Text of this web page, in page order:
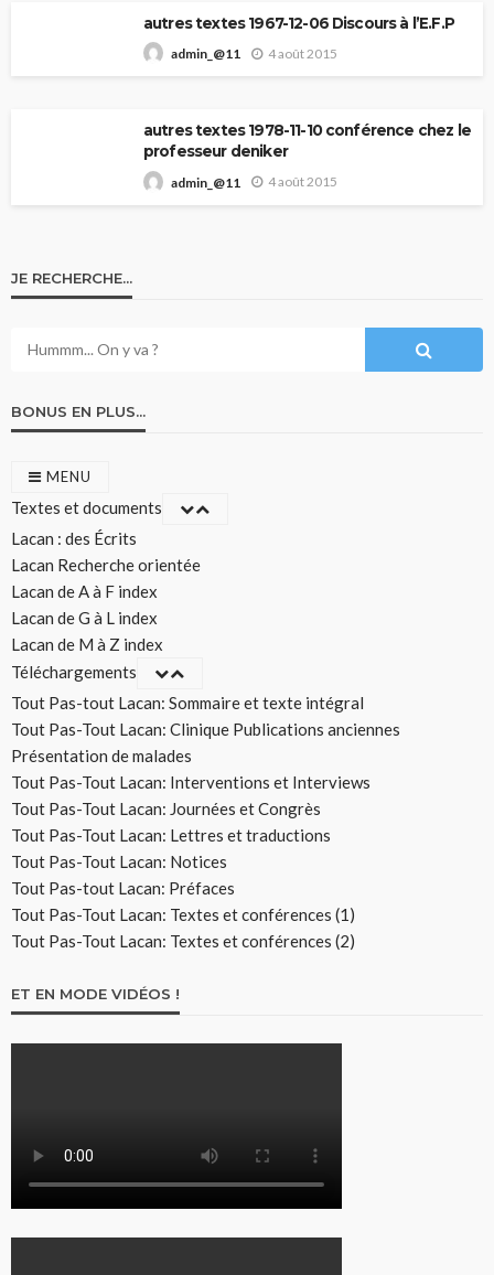
autres textes 1967-12-06 Discours à l’E.F.P
admin_@11 4 août 2015
autres textes 1978-11-10 conférence chez le
professeur deniker
admin_@11 4 août 2015
JE RECHERCHE…
BONUS EN PLUS…
MENU
Textes et documents
Lacan : des Écrits
Lacan Recherche orientée
Lacan de A à F index
Lacan de G à L index
Lacan de M à Z index
Téléchargements
Tout Pas-tout Lacan: Sommaire et texte intégral
Tout Pas-Tout Lacan: Clinique Publications anciennes
Présentation de malades
Tout Pas-Tout Lacan: Interventions et Interviews
Tout Pas-Tout Lacan: Journées et Congrès
Tout Pas-Tout Lacan: Lettres et traductions
Tout Pas-Tout Lacan: Notices
Tout Pas-tout Lacan: Préfaces
Tout Pas-Tout Lacan: Textes et conférences (1)
Tout Pas-Tout Lacan: Textes et conférences (2)
ET EN MODE VIDÉOS !